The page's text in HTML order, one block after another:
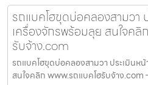
รถแบคโฮขุดบ่อคลองสามวา
เครื่องจักรพร้อมลุย สนใจค
รับจ้าง.com
รถแบคโฮขุดบ่อคลองสามวา ประเมินห
สนใจคลิก www.รถแบคโฮรับจ้าง